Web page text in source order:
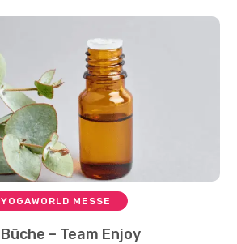
YOGAWORLD MESSE
– Team Enjoy